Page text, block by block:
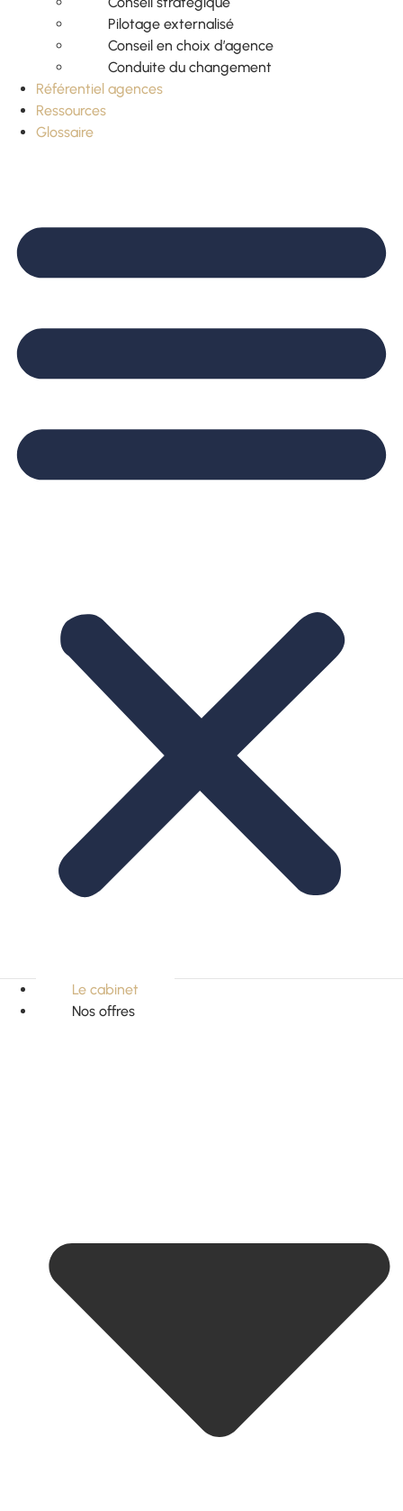
Pilotage externalisé
Conseil en choix d’agence
Conduite du changement
Référentiel agences
Ressources
Glossaire
Le cabinet
Nos offres